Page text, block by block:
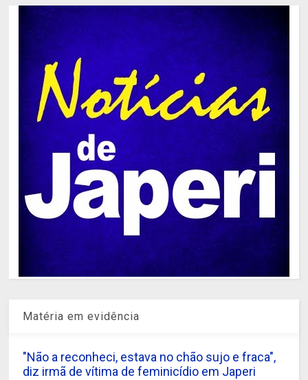
Matéria em evidência
"Não a reconheci, estava no chão sujo e fraca",
diz irmã de vítima de feminicídio em Japeri